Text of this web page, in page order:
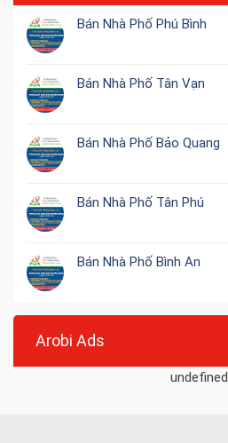
Bán Nhà Phố Phú Bình
Bán Nhà Phố Tân Vạn
Bán Nhà Phố Bảo Quang
Bán Nhà Phố Tân Phú
Bán Nhà Phố Bình An
Arobi Ads
undefined